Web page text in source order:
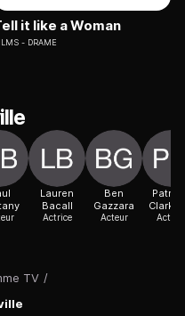
TV /
it like a Woman
DRAME
Lauren
Bacall
Actrice
Ben
Gazzara
Acteur Actrice